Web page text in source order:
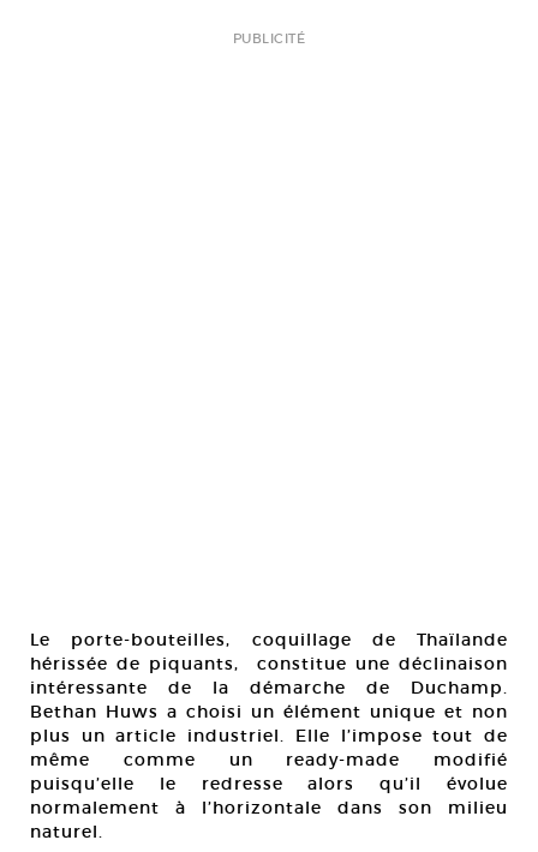
PUBLICITÉ
Le porte-bouteilles, coquillage de Thaïlande
hérissée de piquants, constitue une déclinaison
intéressante de la démarche de Duchamp.
Bethan Huws a choisi un élément unique et non
plus un article industriel. Elle l’impose tout de
même comme un ready-made modifié
puisqu’elle le redresse alors qu’il évolue
normalement à l’horizontale dans son milieu
naturel.